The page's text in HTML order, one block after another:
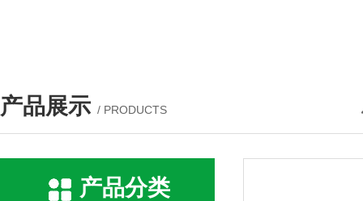
产品展示 / PRODUCTS
产品分类